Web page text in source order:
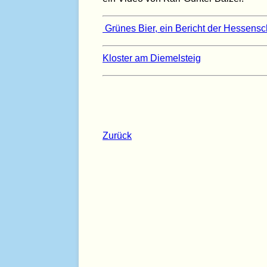
Grünes Bier, ein Bericht der
Kloster am Diemelsteig
Zurück